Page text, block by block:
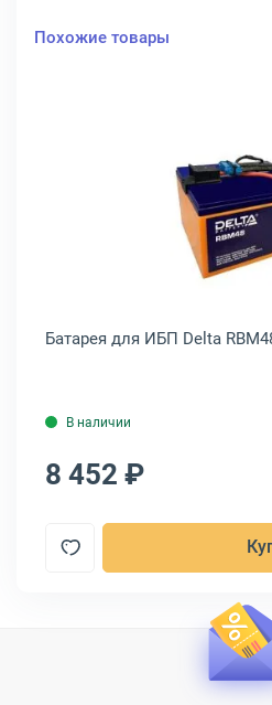
Похожие товары
ИБП Delta DTM L, DTM 1240 L
Батарея для ИБП Delta
В наличии
8 452 ₽